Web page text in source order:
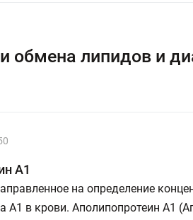
обмена липидов и
А1
на определение
А1 в крови. Аполипопротеин А1